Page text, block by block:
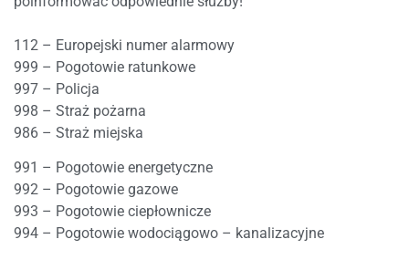
112 – Europejski numer alarmowy
999 – Pogotowie ratunkowe
997 – Policja
998 – Straż pożarna
986 – Straż miejska
991 – Pogotowie energetyczne
992 – Pogotowie gazowe
993 – Pogotowie ciepłownicze
994 – Pogotowie wodociągowo – kanalizacyjne